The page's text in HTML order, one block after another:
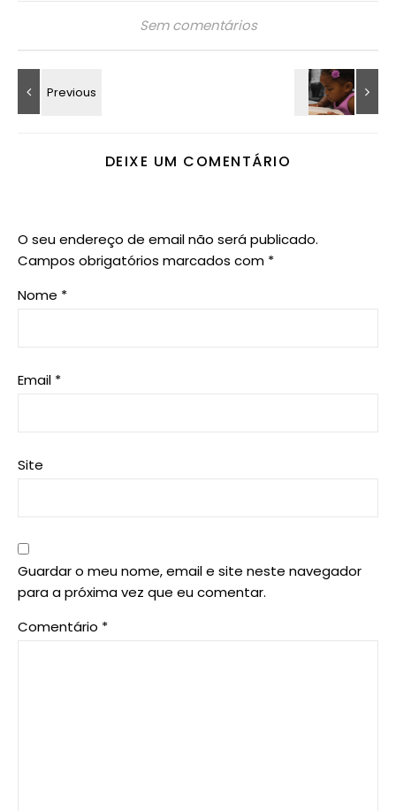
Sem comentários
DEIXE UM COMENTÁRIO
O seu endereço de email não será publicado.
Campos obrigatórios marcados com *
Nome *
Email *
Site
Guardar o meu nome, email e site neste navegador
para a próxima vez que eu comentar.
Comentário *